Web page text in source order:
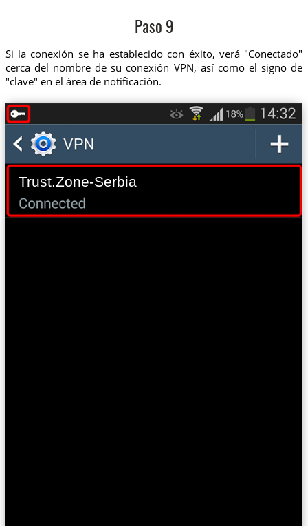
Paso 9
Si la conexión se ha establecido con éxito, verá "Conectado"
cerca del nombre de su conexión VPN, así como el signo de
"clave" en el área de notificación.
Trust.Zone-Serbia